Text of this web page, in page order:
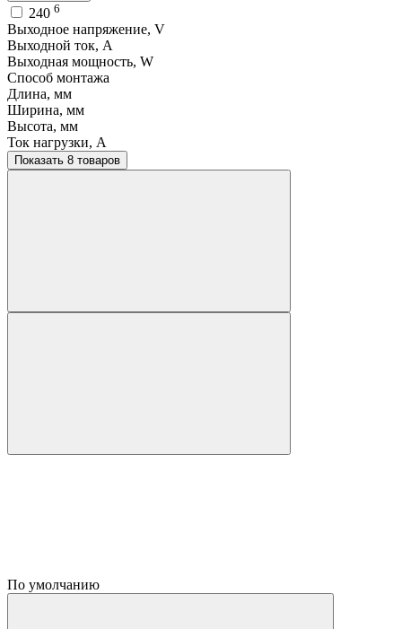
240 6
Выходное напряжение, V
Выходной ток, A
Выходная мощность, W
Способ монтажа
Длина, мм
Ширина, мм
Высота, мм
Ток нагрузки, A
Показать 8 товаров
По умолчанию